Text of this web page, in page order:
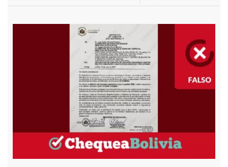
Es
ministro
de
Educación
anunció
descuentos
a
profesores